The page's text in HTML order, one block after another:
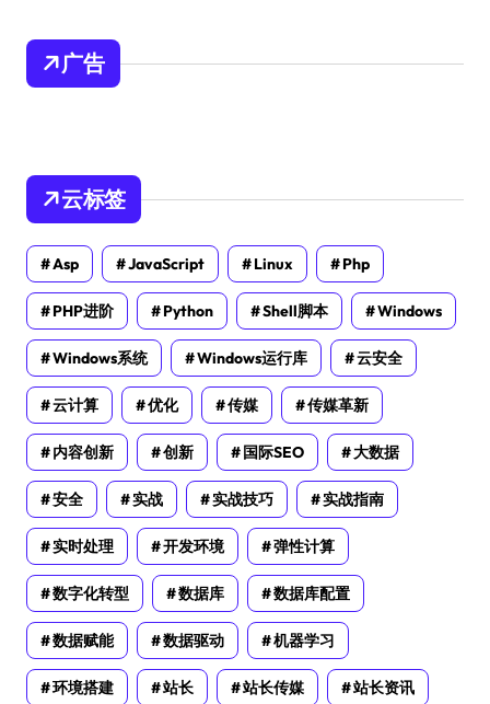
广告
云标签
Asp JavaScript Linux Php
PHP进阶 Python Shell脚本 Windows
Windows系统 Windows运行库 云安全
云计算 优化 传媒 传媒革新
内容创新 创新 国际SEO 大数据
安全 实战 实战技巧 实战指南
实时处理 开发环境 弹性计算
数字化转型 数据库 数据库配置
数据赋能 数据驱动 机器学习
环境搭建 站长 站长传媒 站长资讯